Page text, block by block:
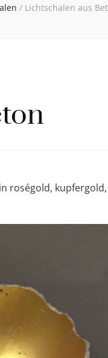
/ Lichtschalen aus
roségold,